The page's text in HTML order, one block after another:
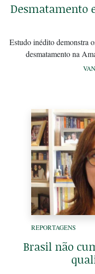
Desmatamento
Estudo inédito demonstra
desmatamento na
REPORTAGENS
Brasil não